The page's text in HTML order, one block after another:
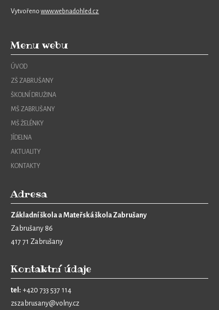
Vytvořenowww.webnadohled.cz
Menu webu
ÚVOD
ZŠ ZABRUŠANY
ŠKOLNÍ DRUŽINA
MŠ ZABRUŠANY
MŠ ŽELÉNKY
JÍDELNA
AKTUALITY
KONTAKTY
Adresa
Základní škola a Mateřská škola Zabrušany
Zabrušany 86
417 71 Zabrušany
Kontaktní údaje
tel: +420 733 537 114
zszabrusany@volny.cz